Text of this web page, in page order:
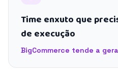
Time enxuto que
de execução
BigCommerce tende a